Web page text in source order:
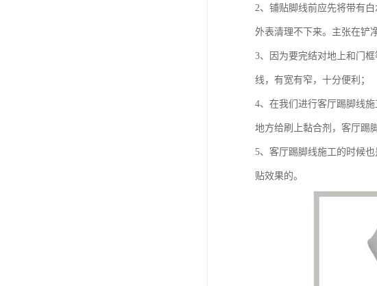
2、铺贴脚线前应先将带有
外表清理不下来。主张在铲
3、因为要完结对地上和门
线，有宽有窄，十分便利；
4、在我们进行客厅踢脚线
地方给刷上黏合剂，客厅踢
5、客厅踢脚线施工的时候
贴效果的。